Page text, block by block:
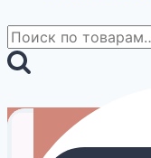
Искать: